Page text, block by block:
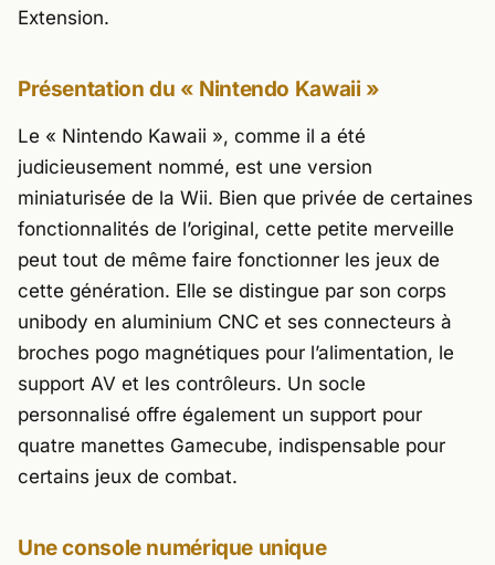
Extension.
Présentation du « Nintendo Kawaii »
Le « Nintendo Kawaii », comme il a été
judicieusement nommé, est une version
miniaturisée de la Wii. Bien que privée de certaines
fonctionnalités de l’original, cette petite merveille
peut tout de même faire fonctionner les jeux de
cette génération. Elle se distingue par son corps
unibody en aluminium CNC et ses connecteurs à
broches pogo magnétiques pour l’alimentation, le
support AV et les contrôleurs. Un socle
personnalisé offre également un support pour
quatre manettes Gamecube, indispensable pour
certains jeux de combat.
Une console numérique unique